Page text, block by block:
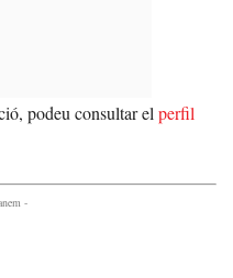
podeu consultar el perfil
-